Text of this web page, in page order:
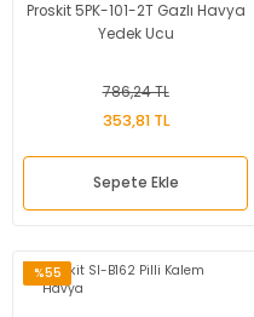
Proskit 5PK-101-2T Gazlı Havya
Yedek Ucu
786,24 TL
353,81 TL
Sepete Ekle
%55